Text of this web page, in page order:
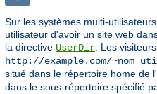
Sur les systèmes multi-
utilisateur d'avoir un site web
la directive UserDir . Les
http://example.com/
situé dans le répertoire home de
dans le sous-répertoire spécifié